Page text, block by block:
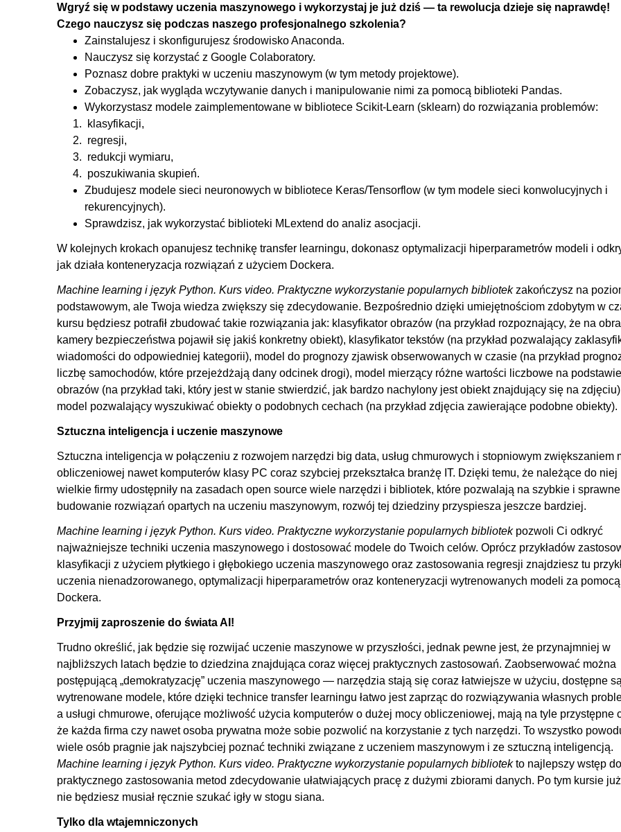
5. Przykłady zastosowania regresji
5.1. Co to jest regresja?
5.2. Estymacja oczekiwanej wartości na podstawie danych numerycznych przy wykorzystaniu płytkiego uczenia
5.3. Estymacja oczekiwanej wartości na podstawie obrazów przy wykorzystaniu głębokiego uczenia maszynowego
5.4. Prognozowanie wartości w szeregach czasowych przy wykorzystaniu uczenia głębokiego
6. Przykłady zastosowania uczenia nienadzorowanego
6.1. Czym charakteryzuje się uczenie maszynowe nienadzorowane?
6.2. Klasteryzacja danych numerycznych
6.3. Klasteryzacja obrazów
6.5. Redukcja wymiaru danych numerycznych
7.1. Konteneryzacja wytrenowanych modeli przy pomocy Dockera
8. Dodatek 2
8.1. Optymalizacja hiperparametrów
Wgryź się w podstawy uczenia maszynowego i wykorzystaj je już dziś — ta rewolucja dzieje się naprawdę!
Czego nauczysz się podczas naszego profesjonalnego szkolenia?
Zainstalujesz i skonfigurujesz środowisko Anaconda.
Nauczysz się korzystać z Google Colaboratory.
Poznasz dobre praktyki w uczeniu maszynowym (w tym metody projektowe).
Zobaczysz, jak wygląda wczytywanie danych i manipulowanie nimi za pomocą biblioteki Pandas.
Wykorzystasz modele zaimplementowane w bibliotece Scikit-Learn (sklearn) do rozwiązania problemów:
klasyfikacji,
regresji,
redukcji wymiaru,
poszukiwania skupień.
Zbudujesz modele sieci neuronowych w bibliotece Keras/Tensorflow (w tym modele sieci konwolucyjnych i
rekurencyjnych).
Sprawdzisz, jak wykorzystać biblioteki MLextend do analiz asocjacji.
W kolejnych krokach opanujesz technikę transfer learningu, dokonasz optymalizacji hiperparametrów modeli i
jak działa konteneryzacja rozwiązań z użyciem Dockera.
Machine learning i język Python. Kurs video. Praktyczne wykorzystanie popularnych bibliotekzakończysz na
podstawowym, ale Twoja wiedza zwiększy się zdecydowanie. Bezpośrednio dzięki umiejętnościom zdobytym w
kursu będziesz potrafił zbudować takie rozwiązania jak: klasyfikator obrazów (na przykład rozpoznający, że na
kamery bezpieczeństwa pojawił się jakiś konkretny obiekt), klasyfikator tekstów (na przykład pozwalający
wiadomości do odpowiedniej kategorii), model do prognozy zjawisk obserwowanych w czasie (na przykład
liczbę samochodów, które przejeżdżają dany odcinek drogi), model mierzący różne wartości liczbowe na podstawie
obrazów (na przykład taki, który jest w stanie stwierdzić, jak bardzo nachylony jest obiekt znajdujący się na
model pozwalający wyszukiwać obiekty o podobnych cechach (na przykład zdjęcia zawierające podobne obiekty).
Sztuczna inteligencja i uczenie maszynowe
Sztuczna inteligencja w połączeniu z rozwojem narzędzi big data, usług chmurowych i stopniowym zwiększaniem
obliczeniowej nawet komputerów klasy PC coraz szybciej przekształca branżę IT. Dzięki temu, że należące do niej
wielkie firmy udostępniły na zasadach open source wiele narzędzi i bibliotek, które pozwalają na szybkie i sprawne
budowanie rozwiązań opartych na uczeniu maszynowym, rozwój tej dziedziny przyspiesza jeszcze bardziej.
Machine learning i język Python. Kurs video. Praktyczne wykorzystanie popularnych bibliotekpozwoli Ci odkryć
najważniejsze techniki uczenia maszynowego i dostosować modele do Twoich celów. Oprócz przykładów
klasyfikacji z użyciem płytkiego i głębokiego uczenia maszynowego oraz zastosowania regresji znajdziesz tu
uczenia nienadzorowanego, optymalizacji hiperparametrów oraz konteneryzacji wytrenowanych modeli za pomocą
Dockera.
Przyjmij zaproszenie do świata AI!
Trudno określić, jak będzie się rozwijać uczenie maszynowe w przyszłości, jednak pewne jest, że przynajmniej w
najbliższych latach będzie to dziedzina znajdująca coraz więcej praktycznych zastosowań. Zaobserwować można
postępującą „demokratyzację” uczenia maszynowego — narzędzia stają się coraz łatwiejsze w użyciu, dostępne
wytrenowane modele, które dzięki technice transfer learningu łatwo jest zaprząc do rozwiązywania własnych
a usługi chmurowe, oferujące możliwość użycia komputerów o dużej mocy obliczeniowej, mają na tyle przystępne
że każda firma czy nawet osoba prywatna może sobie pozwolić na korzystanie z tych narzędzi. To wszystko
wiele osób pragnie jak najszybciej poznać techniki związane z uczeniem maszynowym i ze sztuczną inteligencją.
Machine learning i język Python. Kurs video. Praktyczne wykorzystanie popularnych bibliotekto najlepszy wstęp do
praktycznego zastosowania metod zdecydowanie ułatwiających pracę z dużymi zbiorami danych. Po tym kursie
nie będziesz musiał ręcznie szukać igły w stogu siana.
Tylko dla wtajemniczonych